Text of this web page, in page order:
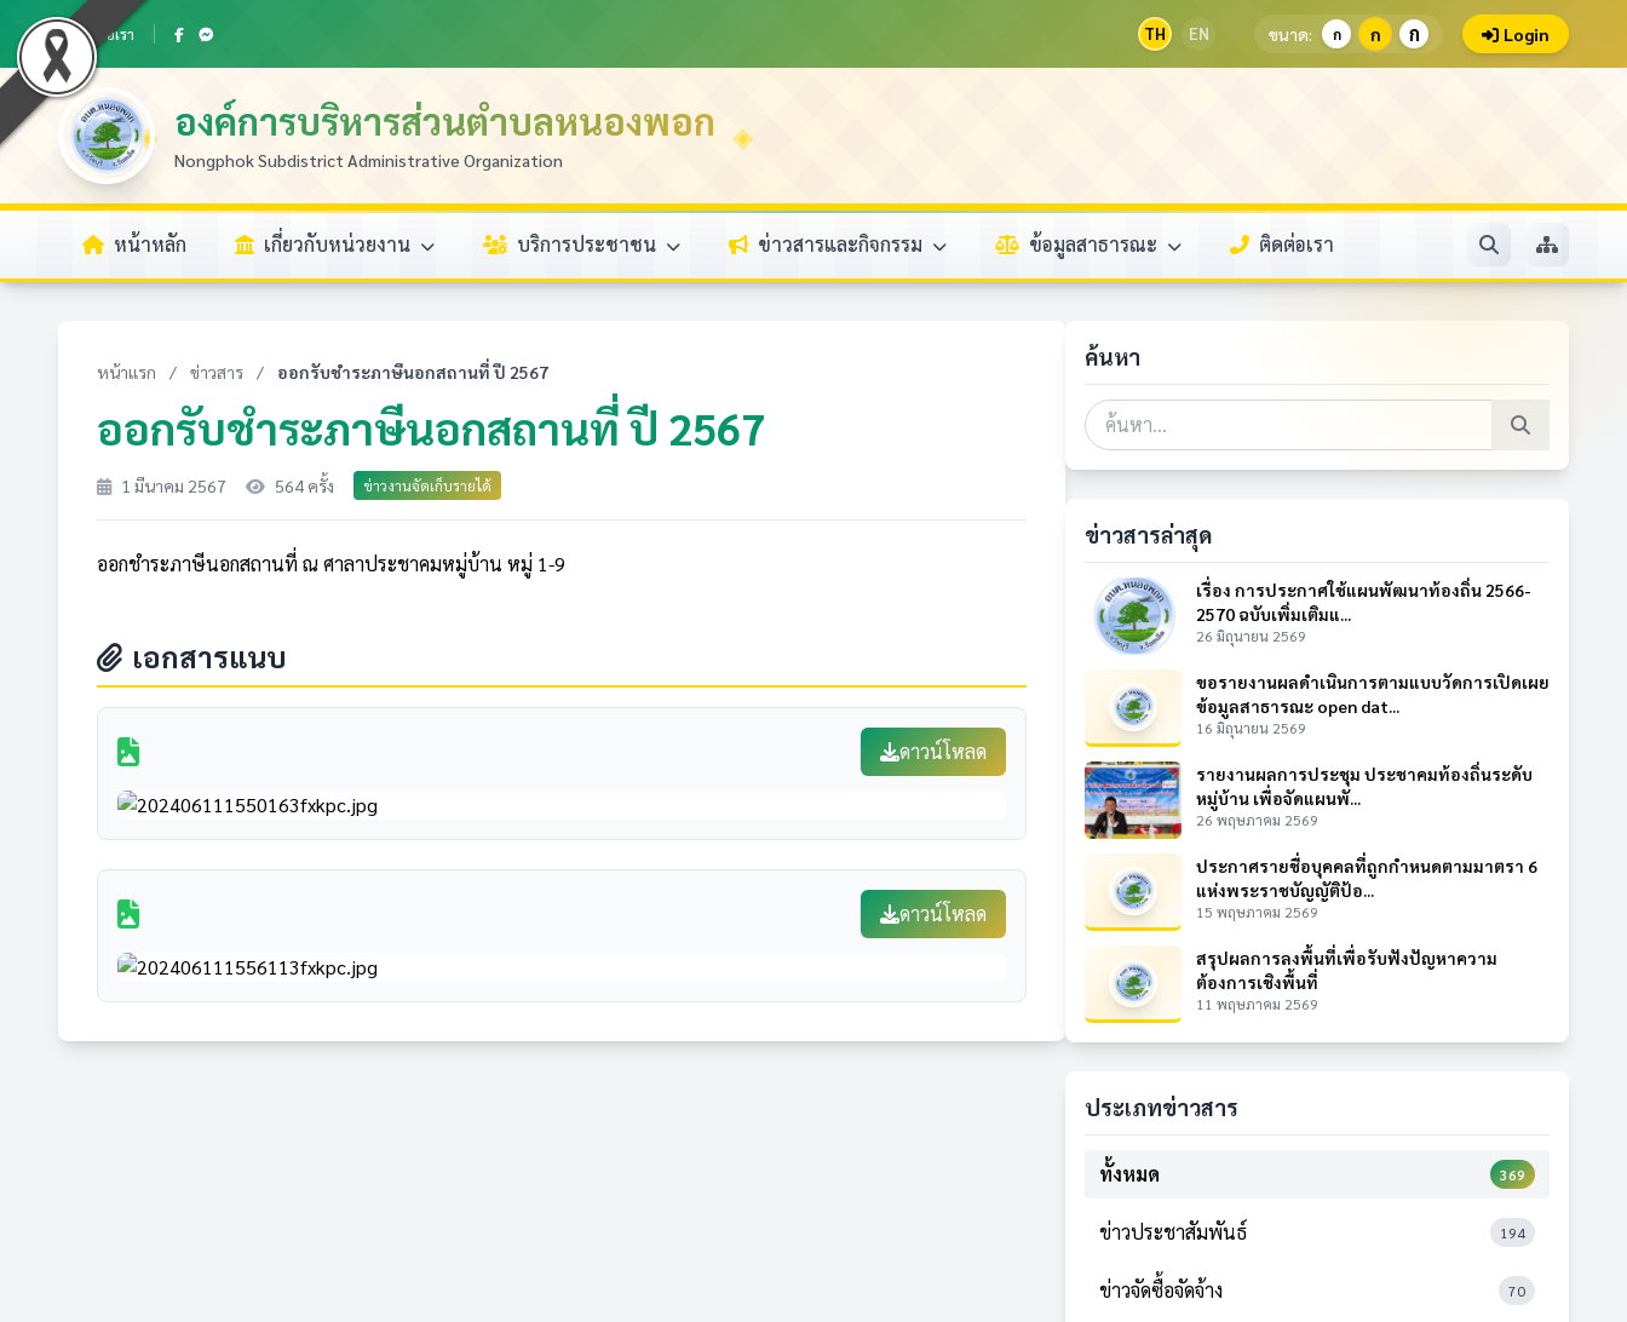
ติดต่อเรา TH EN ขนาด: ก ก ก Login
องค์การบริหารส่วนตำบลหนองพอก
Nongphok Subdistrict Administrative Organization
หน้าหลัก เกี่ยวกับหน่วยงาน บริการประชาชน ข่าวสารและกิจกรรม ข้อมูลสาธารณะ ติดต่อเรา
หน้าแรก / ข่าวสาร / ออกรับชำระภาษีนอกสถานที่ ปี 2567
ออกรับชำระภาษีนอกสถานที่ ปี 2567
1 มีนาคม 2567 564 ครั้ง ข่าวงานจัดเก็บรายได้
ออกชำระภาษีนอกสถานที่ ณ ศาลาประชาคมหมู่บ้าน หมู่ 1-9
เอกสารแนบ
ดาวน์โหลด
ดาวน์โหลด
ค้นหา
ข่าวสารล่าสุด
เรื่อง การประกาศใช้แผนพัฒนาท้องถิ่น 2566-
2570 ฉบับเพิ่มเติมแ...
26 มิถุนายน 2569
ขอรายงานผลดำเนินการตามแบบวัดการเปิดเผย
ข้อมูลสาธารณะ open dat...
16 มิถุนายน 2569
รายงานผลการประชุม ประชาคมท้องถิ่นระดับ
หมู่บ้าน เพื่อจัดแผนพั...
26 พฤษภาคม 2569
ประกาศรายชื่อบุคคลที่ถูกกำหนดตามมาตรา 6
แห่งพระราชบัญญัติป้อ...
15 พฤษภาคม 2569
สรุปผลการลงพื้นที่เพื่อรับฟังปัญหาความ
ต้องการเชิงพื้นที่
11 พฤษภาคม 2569
ประเภทข่าวสาร
ทั้งหมด 369
ข่าวประชาสัมพันธ์ 194
ข่าวจัดซื้อจัดจ้าง 70